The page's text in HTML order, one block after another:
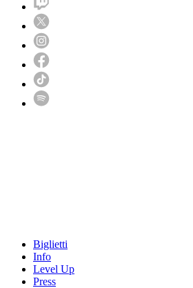
Biglietti
Info
Level Up
Press